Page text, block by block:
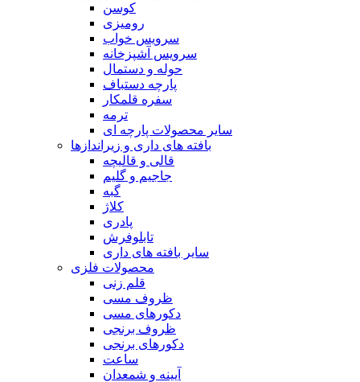
کوسن
رومیزی
سرویس خواب
سرویس آشپزخانه
حوله و دستمال
پارچه دستباف
سفره قلمکار
ترمه
سایر محصولات پارچه ای
بافته های داری و زیراندازها
قالی و قالیچه
جاجیم و گلیم
گبه
کلاژ
پادری
تابلوفرش
سایر بافته های داری
محصولات فلزی
قلم زنی
ظروف مسی
دکورهای مسی
ظروف برنجی
دکورهای برنجی
ساعت
آیینه و شمعدان